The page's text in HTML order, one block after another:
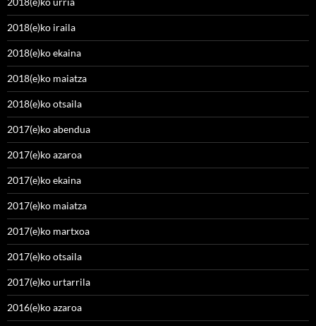
2018(e)ko iraila
2018(e)ko ekaina
2018(e)ko maiatza
2018(e)ko otsaila
2017(e)ko abendua
2017(e)ko azaroa
2017(e)ko ekaina
2017(e)ko maiatza
2017(e)ko martxoa
2017(e)ko otsaila
2017(e)ko urtarrila
2016(e)ko azaroa